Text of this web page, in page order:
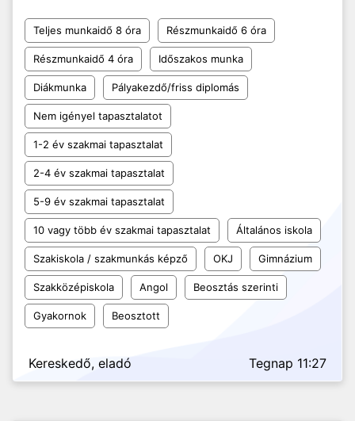
Teljes munkaidő 8 óra Részmunkaidő 6 óra
Részmunkaidő 4 óra Időszakos munka
Diákmunka Pályakezdő/friss diplomás
Nem igényel tapasztalatot
1-2 év szakmai tapasztalat
2-4 év szakmai tapasztalat
5-9 év szakmai tapasztalat
10 vagy több év szakmai tapasztalat Általános iskola
Szakiskola / szakmunkás képző OKJ Gimnázium
Szakközépiskola Angol Beosztás szerinti
Gyakornok Beosztott
Kereskedő, eladó Tegnap 11:27